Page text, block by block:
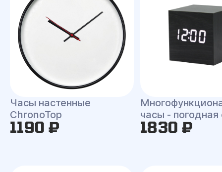
Часы настенные
ChronoTop
1190 ₽
часы - погодная
1830 ₽